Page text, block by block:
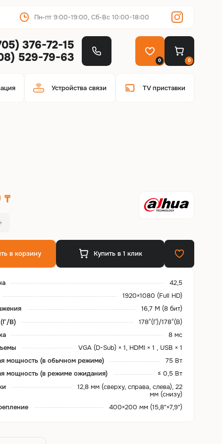
Пн-пт 9:00-19:00, Сб-Вс 10:00-18:00
376-72-15
529-79-63
0 0
Устройства связи TV приставки
в корзину Купить в 1 клик
42,5
1920×1080 (Full HD)
16,7 M (8 бит)
(Г/В)
178°(Г)/178°(В)
8 мс
VGA (D-Sub) × 1, HDMI × 1 , USB × 1
мощность (в обычном режиме)
75 Вт
мощность (в режиме ожидания)
≤ 0,5 Вт
12,8 мм (сверху, справа, слева), 22
мм (снизу)
400×200 мм (15,8"×7,9")